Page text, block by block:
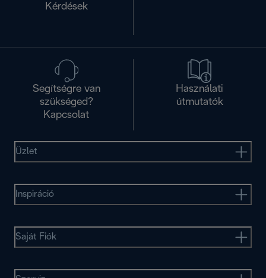
Kérdések
Segítségre van
szükséged?
Kapcsolat
Használati
útmutatók
Üzlet
Inspiráció
Saját Fiók